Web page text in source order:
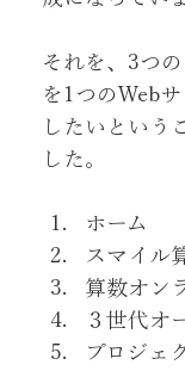
それを、3つ
を1つのWeb
したいという
した。
ホーム
スマイル
算数オン
３世代オ
プロジェ